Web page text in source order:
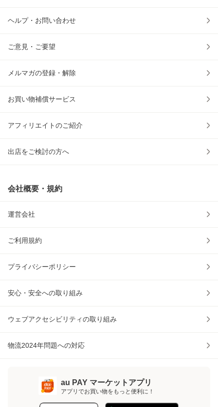
ヘルプ・お問い合わせ
ご意見・ご要望
メルマガの登録・解除
お買い物補償サービス
アフィリエイトのご紹介
出店をご検討の方へ
会社概要・規約
運営会社
ご利用規約
プライバシーポリシー
安心・安全への取り組み
ウェブアクセシビリティの取り組み
物流2024年問題への対応
au PAY マーケットアプリ
アプリでお買い物をもっと便利に！